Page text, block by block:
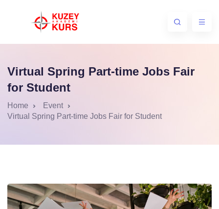
Virtual Spring Part-time Jobs Fair
for Student
Home
Event
Virtual Spring Part-time Jobs Fair for Student